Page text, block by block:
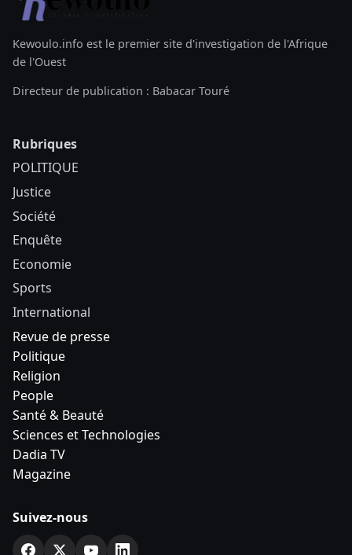
Kewoulo.info est le premier site d'investigation de l'Afrique
de l'Ouest
Directeur de publication : Babacar Touré
Rubriques
POLITIQUE
Justice
Société
Enquête
Economie
Sports
International
Revue de presse
Politique
Religion
People
Santé & Beauté
Sciences et Technologies
Dadia TV
Magazine
Suivez-nous